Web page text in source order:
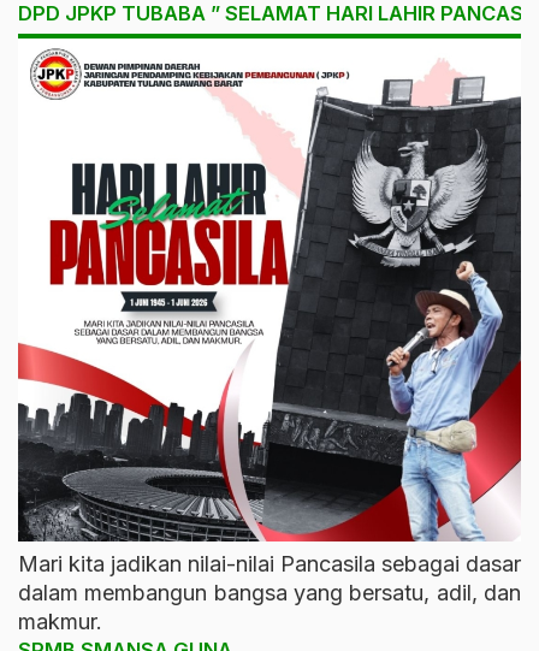
DPD JPKP TUBABA ” SELAMAT HARI LAHIR
Mari kita jadikan nilai-nilai Pancasila sebagai dasar
dalam membangun bangsa yang bersatu, adil, dan
makmur.